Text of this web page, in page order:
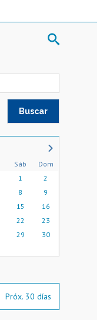
Sáb
Dom
1
2
8
9
15
16
22
23
29
30
Próx. 30 días